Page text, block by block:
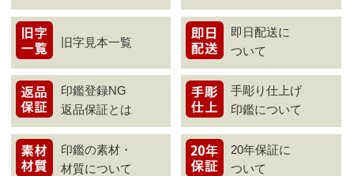
旧字見本一覧
即日配送に
ついて
印鑑登録NG
返品保証とは
手彫り仕上げ
印鑑について
印鑑の素材・
材質について
20年保証に
ついて